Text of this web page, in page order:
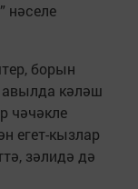
нәселе
борын
кәләш
чәчәкле
егет-кызлар
зәлидә дә